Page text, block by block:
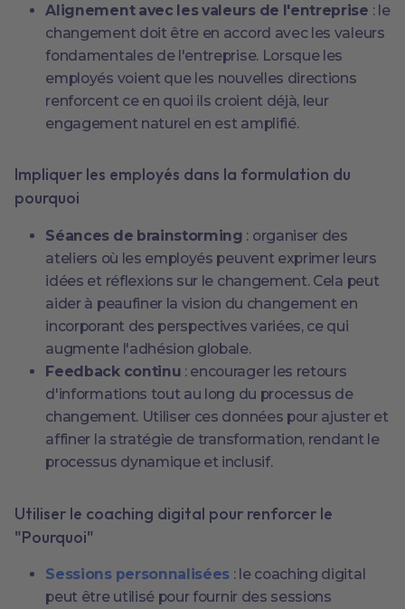
Alignement avec les valeurs de l'entreprise : le
changement doit être en accord avec les valeurs
fondamentales de l'entreprise. Lorsque les
employés voient que les nouvelles directions
renforcent ce en quoi ils croient déjà, leur
engagement naturel en est amplifié.
Impliquer les employés dans la formulation du
pourquoi
Séances de brainstorming : organiser des
ateliers où les employés peuvent exprimer leurs
idées et réflexions sur le changement. Cela peut
aider à peaufiner la vision du changement en
incorporant des perspectives variées, ce qui
augmente l'adhésion globale.
Feedback continu : encourager les retours
d'informations tout au long du processus de
changement. Utiliser ces données pour ajuster et
affiner la stratégie de transformation, rendant le
processus dynamique et inclusif.
Utiliser le coaching digital pour renforcer le
"Pourquoi"
Sessions personnalisées : le coaching digital
peut être utilisé pour fournir des sessions